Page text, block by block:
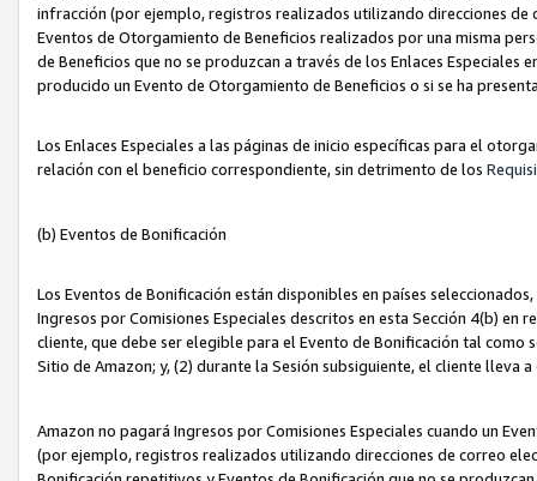
infracción (por ejemplo, registros realizados utilizando direcciones
Eventos de Otorgamiento de Beneficios realizados por una misma
de Beneficios que no se produzcan a través de los Enlaces Especiales
producido un Evento de Otorgamiento de Beneficios o si se ha
Los Enlaces Especiales a las páginas de inicio específicas para el
relación con el beneficio correspondiente, sin detrimento de los
(b) Eventos de Bonificación
Los Eventos de Bonificación están disponibles en países
Ingresos por Comisiones Especiales descritos en esta Sección 4(b) en
cliente, que debe ser elegible para el Evento de Bonificación tal como
Sitio de Amazon; y, (2) durante la Sesión subsiguiente, el cliente lleva
Amazon no pagará Ingresos por Comisiones Especiales cuando un
(por ejemplo, registros realizados utilizando direcciones de correo